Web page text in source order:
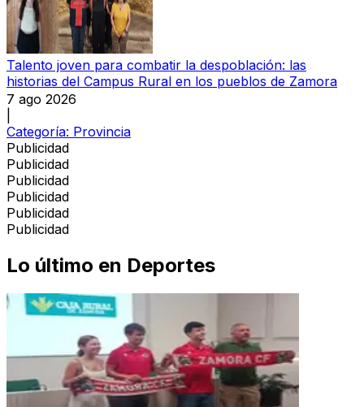
Talento joven para combatir la despoblación: las
historias del Campus Rural en los pueblos de Zamora
7 ago 2026
Categoría: Provincia
Publicidad
Publicidad
Publicidad
Publicidad
Publicidad
Publicidad
Lo último en Deportes